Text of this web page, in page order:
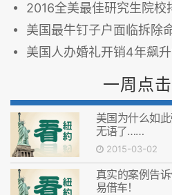
2016全美最佳研究生院校
美国最牛钉子户面临拆除命
美国人办婚礼开销4年飙升
一周点
美国为什么如
无语了……
2015-03-02
真实的案例告
易借车！